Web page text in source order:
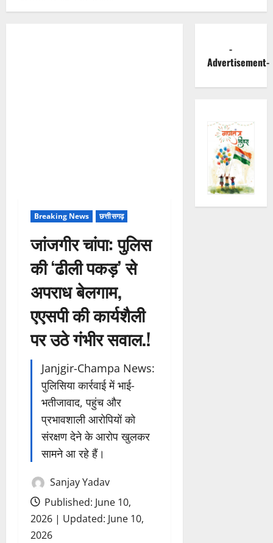
Breaking News छत्तीसगढ़
जांजगीर चांपा: पुलिस
की ‘ढीली पकड़’ से
अपराध बेलगाम,
एएसपी की कार्यशैली
पर उठे गंभीर सवाल.!
Janjgir-Champa News:
पुलिसिया कार्रवाई में भाई-
भतीजावाद, पहुंच और
प्रभावशाली आरोपियों को
संरक्षण देने के आरोप खुलकर
सामने आ रहे हैं।
Sanjay Yadav
Published: June 10,
2026 | Updated: June 10,
2026
-
Advertisement-